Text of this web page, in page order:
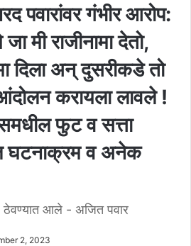
पवारांवर गंभीर आरोप:
मी राजीनामा देतो,
दिला अन् दुसरीकडे तो
करायला लावले !
फुट व सत्ता
घटनाक्रम व अनेक
ठेवण्यात आले - अजित पवार
2, 2023